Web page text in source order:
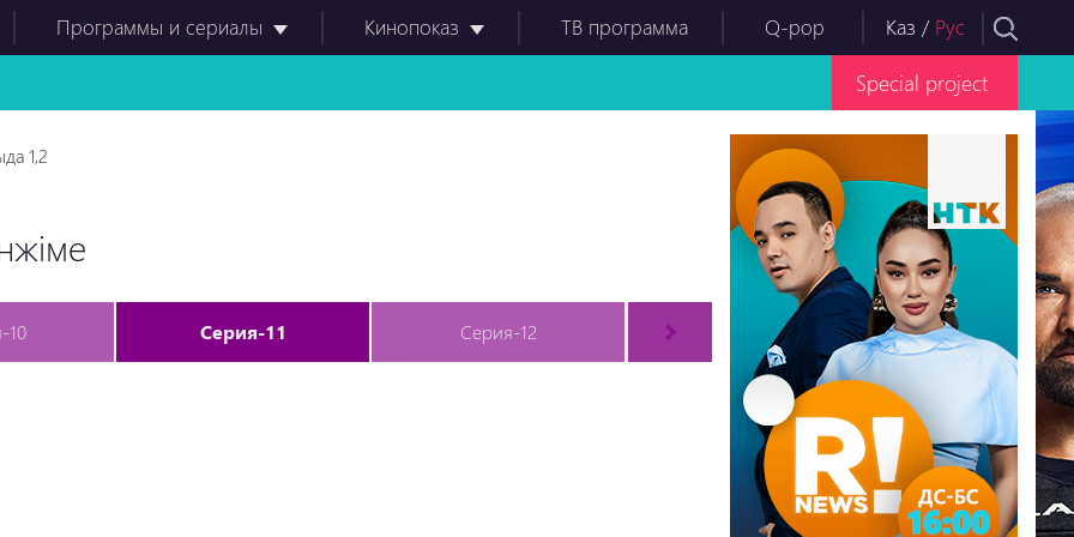
Каз / Рус
Программы и сериалы Кинопоказ ТВ программа Q-pop
Special project
1,2
10 Серия-11 Серия-12